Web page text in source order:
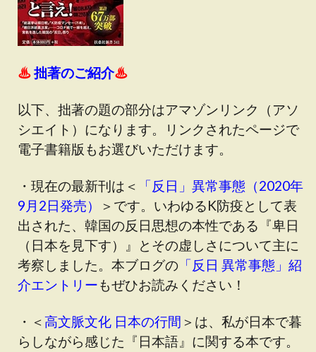
♨拙著のご紹介♨
以下、拙著の題の部分はアマゾンリンク（アソ
シエイト）になります。リンクされたページで
電子書籍版もお選びいただけます。
・現在の最新刊は＜
「反日」異常事態（2020年
9月2日発売）
＞です。いわゆるK防疫として表
出された、韓国の反日思想の本性である『卑日
（日本を見下す）』とその虚しさについて主に
考察しました。本ブログの 「反日 異常事態」紹
介エントリーもぜひお読みください！
・＜高文脈文化 日本の行間 ＞は、私が日本で暮
らしながら感じた『日本語』に関する本です。